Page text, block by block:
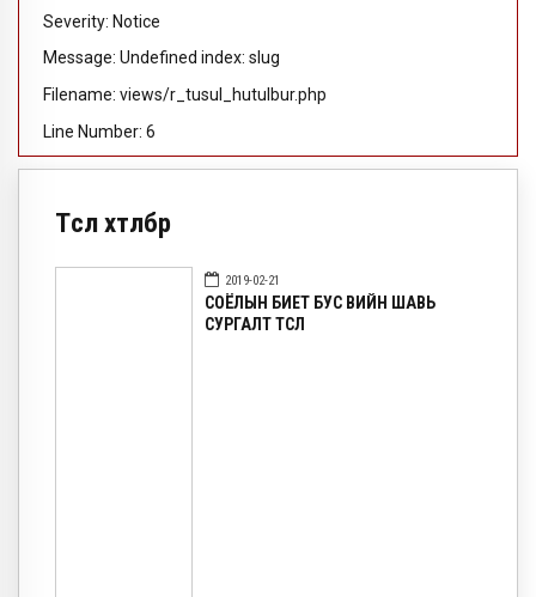
Severity: Notice
Message: Undefined index: slug
Filename: views/r_tusul_hutulbur.php
Line Number: 6
Төсөл хөтөлбөр
2019-02-21
СОЁЛЫН БИЕТ БУС ӨВИЙН ШАВЬ
СУРГАЛТ ТӨСӨЛ